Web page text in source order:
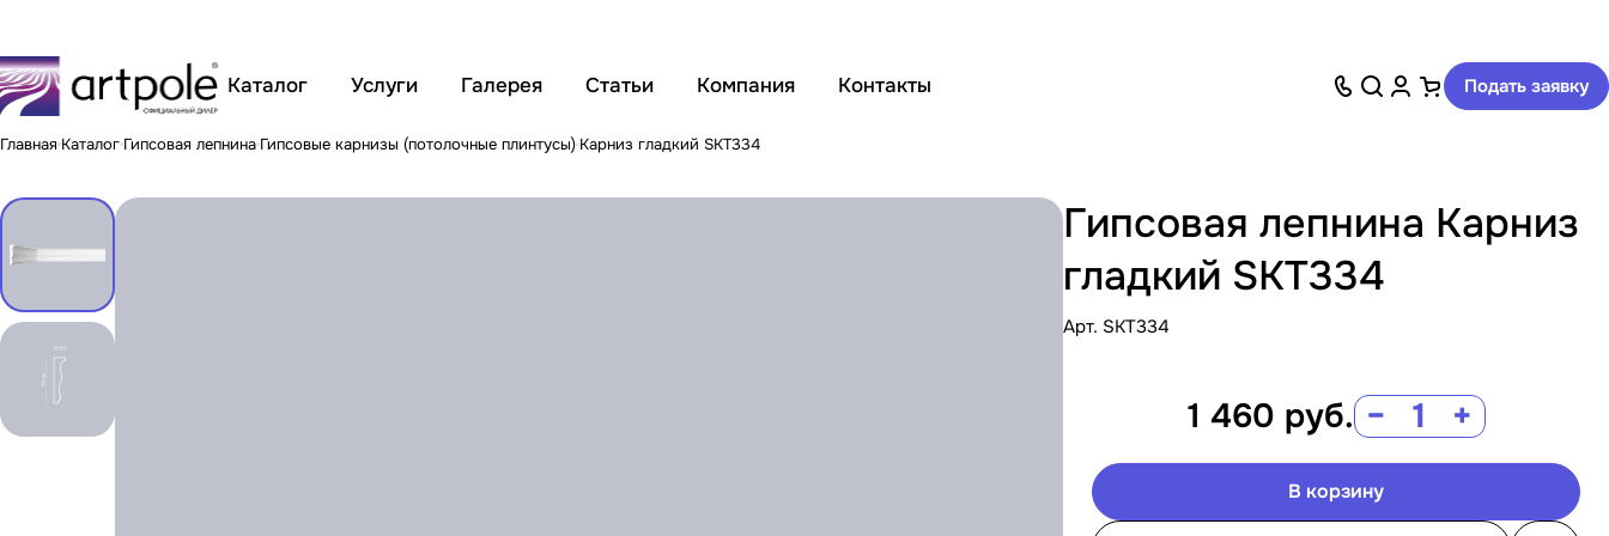
Каталог Услуги Галерея Статьи Компания Контакты Подать заявку
Главная Каталог Гипсовая лепнина Гипсовые карнизы (потолочные плинтусы) Карниз гладкий SKT334
Гипсовая лепнина Карниз
гладкий SKT334
Арт. SKT334
1 460 руб. − +
В корзину